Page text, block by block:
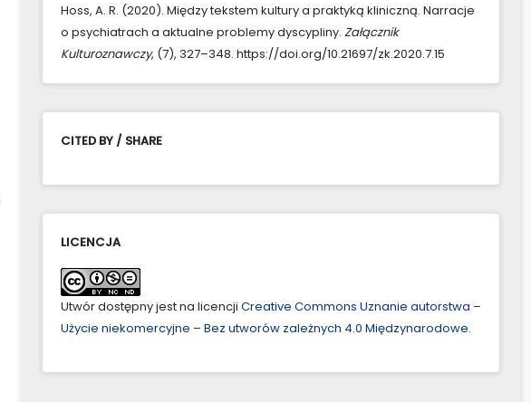
Hoss, A. R. (2020). Między tekstem kultury a praktyką kliniczną. Narracje
o psychiatrach a aktualne problemy dyscypliny. Załącznik
Kulturoznawczy, (7), 327–348. https://doi.org/10.21697/zk.2020.7.15
CITED BY / SHARE
LICENCJA
Utwór dostępny jest na licencji Creative Commons Uznanie autorstwa –
Użycie niekomercyjne – Bez utworów zależnych 4.0 Międzynarodowe.